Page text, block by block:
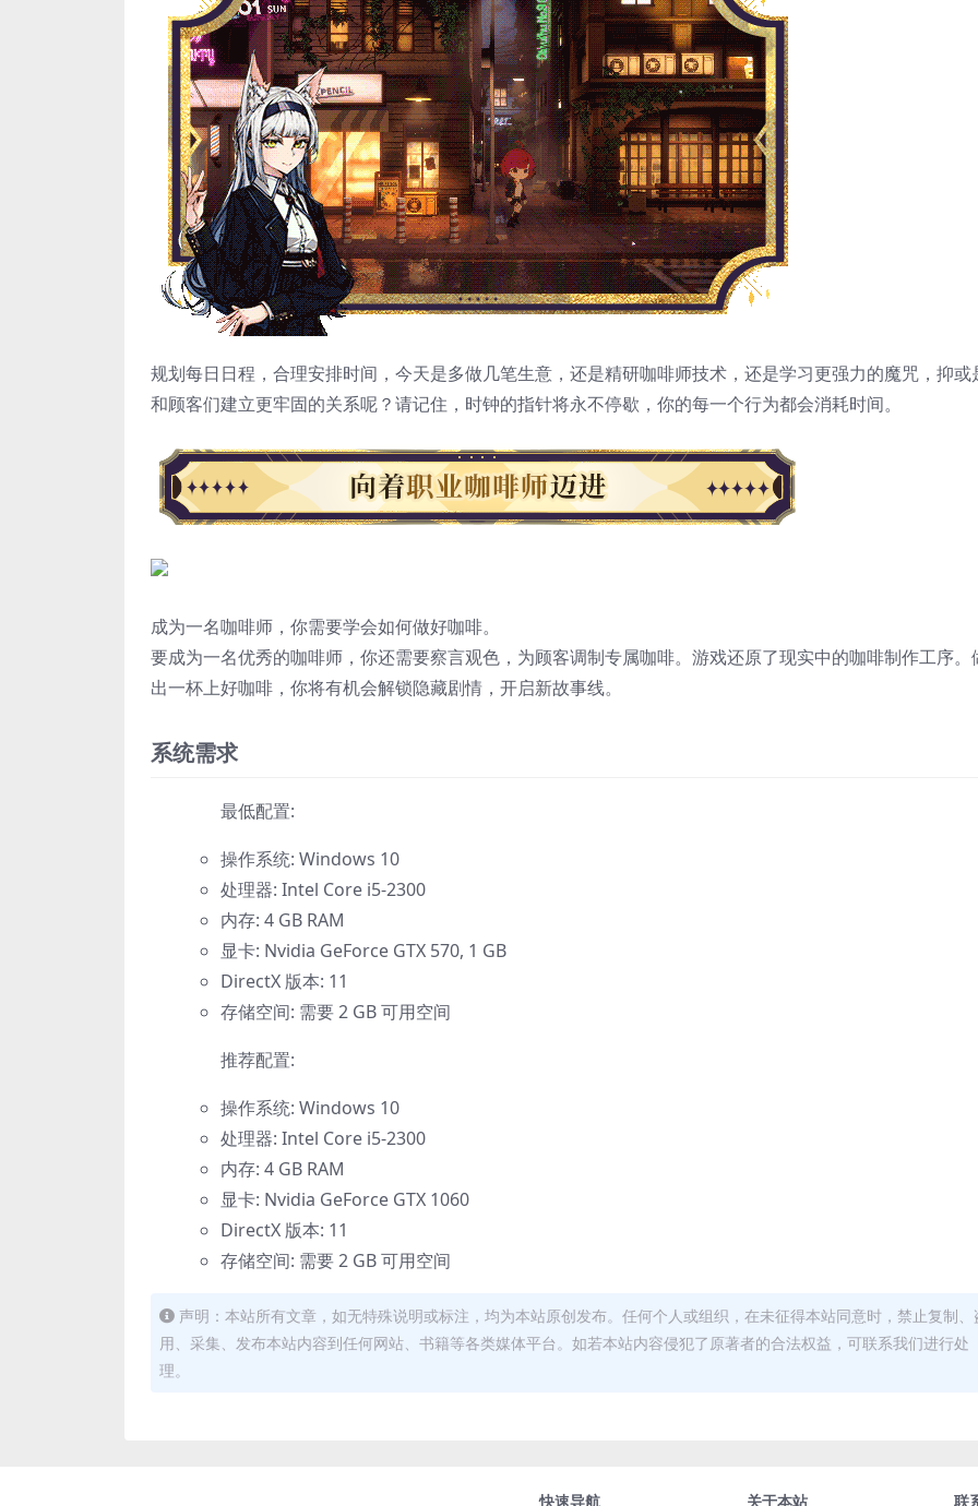
规划每日日程，合理安排时间，今天是多做几笔生意，还是精研咖啡师技术，还是学习更强力的魔咒，抑或
和顾客们建立更牢固的关系呢？请记住，时钟的指针将永不停歇，你的每一个行为都会消耗时间。
成为一名咖啡师，你需要学会如何做好咖啡。
要成为一名优秀的咖啡师，你还需要察言观色，为顾客调制专属咖啡。游戏还原了现实中的咖啡制作工序。
出一杯上好咖啡，你将有机会解锁隐藏剧情，开启新故事线。
系统需求
最低配置:
操作系统: Windows 10
处理器: Intel Core i5-2300
内存: 4 GB RAM
显卡: Nvidia GeForce GTX 570, 1 GB
DirectX 版本: 11
存储空间: 需要 2 GB 可用空间
推荐配置:
操作系统: Windows 10
处理器: Intel Core i5-2300
内存: 4 GB RAM
显卡: Nvidia GeForce GTX 1060
DirectX 版本: 11
存储空间: 需要 2 GB 可用空间
声明：本站所有文章，如无特殊说明或标注，均为本站原创发布。任何个人或组织，在未征得本站同意时，禁止复制、
用、采集、发布本站内容到任何网站、书籍等各类媒体平台。如若本站内容侵犯了原著者的合法权益，可联系我们进行处
理。
快速导航 关于本站 联